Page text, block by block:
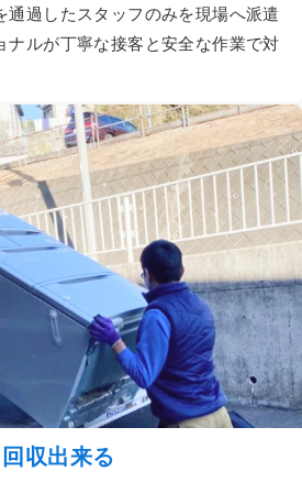
通過したスタッフのみを現場へ派遣
ナルが丁寧な接客と安全な作業で対
収出来る